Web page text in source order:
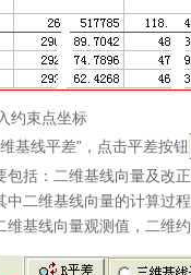
束点坐标
基线平差”，点击平差按钮
括：二维基线向量及改
二维基线向量的计算过
基线向量观测值，二维